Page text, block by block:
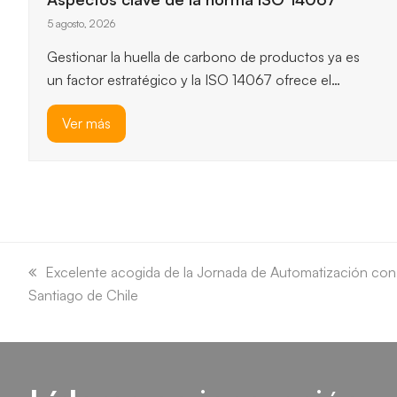
ISO 14064-1
ISO 14064-1 ofrece un marco robusto para
cuantificar y reportar emisiones de gases de efecto
invernadero, y permite…
previous
post:
Excelente acogida de la Jornada de Automatización
Santiago de Chile